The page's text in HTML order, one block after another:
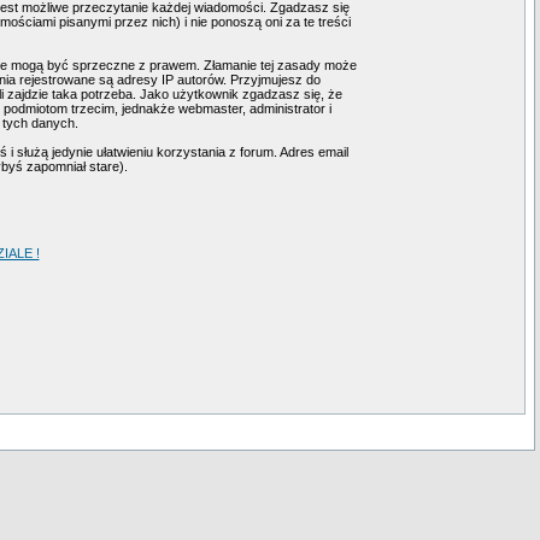
możliwe przeczytanie każdej wiadomości. Zgadzasz się
pisanymi przez nich) i nie ponoszą oni za te treści
być sprzeczne z prawem. Złamanie tej zasady może
rejestrowane są adresy IP autorów. Przyjmujesz do
zajdzie taka potrzeba. Jako użytkownik zgadzasz się, że
trzecim, jednakże webmaster, administrator i
danych.
jedynie ułatwieniu korzystania z forum. Adres email
zapomniał stare).
!